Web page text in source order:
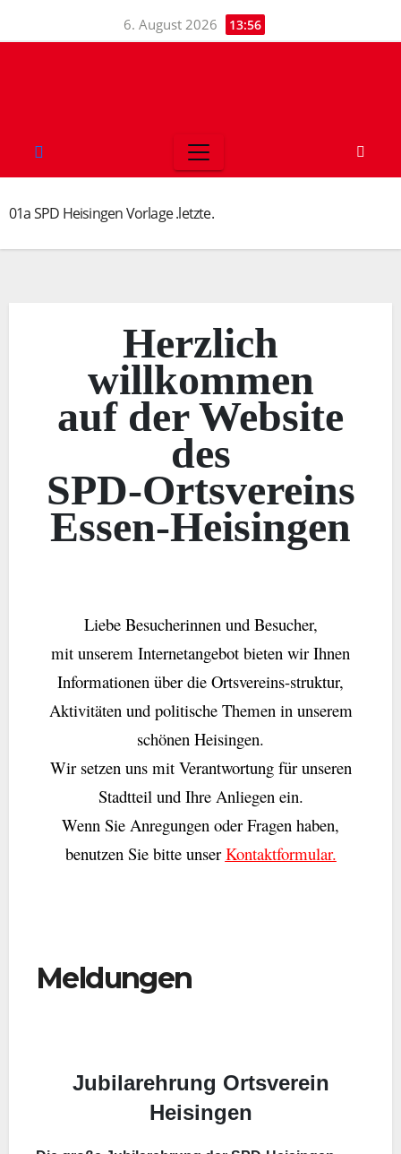
6. August 2026 13:56
01a SPD Heisingen Vorlage .letzte.
Herzlich
willkommen
auf der Website
des
SPD-Ortsvereins
Essen-Heisingen
Liebe Besucherinnen und Besucher,
mit unserem Internetangebot bieten wir Ihnen
Informationen über die Ortsvereins-struktur,
Aktivitäten und politische Themen in unserem
schönen Heisingen.
Wir setzen uns mit Verantwortung für unseren
Stadtteil und Ihre Anliegen ein.
Wenn Sie Anregungen oder Fragen haben,
benutzen Sie bitte unser Kontaktformular.
Meldungen
Jubilarehrung Ortsverein
Heisingen